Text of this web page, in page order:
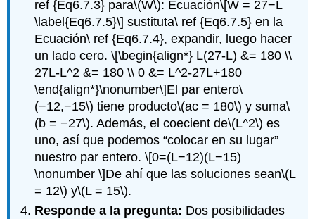
ref {Eq6.7.3} para\(W\): Ecuación\[W = 27−L
\label{Eq6.7.5}\] sustituta\ ref {Eq6.7.5} en la
Ecuación\ ref {Eq6.7.4}, expandir, luego hacer
un lado cero.\[\begin{align*} L(27-L) &= 180 \\
27L-L^2 &= 180 \\ 0 &= L^2-27L+180
\end{align*}\nonumber\]El par entero\
(−12,−15\) tiene producto\(ac = 180\) y suma\
(b = −27\). Además, el coecient de\(L^2\) es
uno, así que podemos “colocar en su lugar”
nuestro par entero.\[0=(L−12)(L−15)
\nonumber \]De ahí que las soluciones sean\(L
= 12\) y\(L = 15\).
Responde a la pregunta: Dos posibilidades